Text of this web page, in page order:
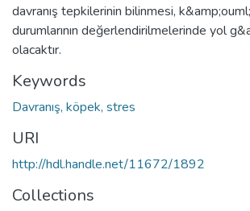
davranış tepkilerinin bilinmesi,
durumlarının değerlendirilmelerinde yol
olacaktır.
Keywords
Davranış, köpek, stres
URI
http://hdl.handle.net/11672/1892
Collections